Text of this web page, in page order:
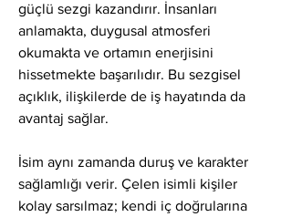
güçlü sezgi kazandırır. İnsanları
anlamakta, duygusal atmosferi
okumakta ve ortamın enerjisini
hissetmekte başarılıdır. Bu sezgisel
açıklık, ilişkilerde de iş hayatında da
avantaj sağlar.
İsim aynı zamanda duruş ve karakter
sağlamlığı verir. Çelen isimli kişiler
kolay sarsılmaz; kendi iç doğrularına